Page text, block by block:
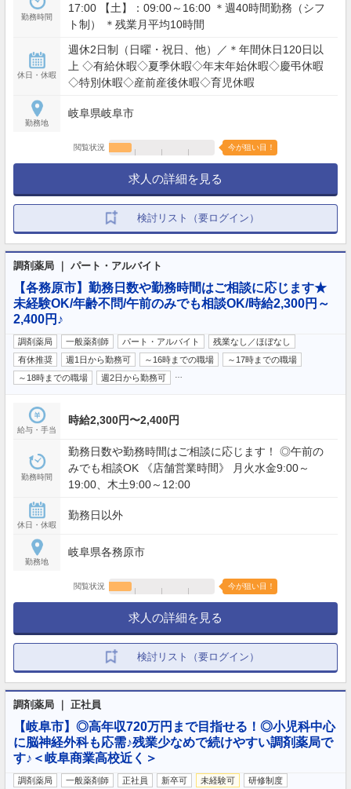
勤務時間
17:00 【土】：09:00～16:00 ＊週40時間勤務（シフ
ト制） ＊残業月平均10時間
休日・休暇
週休2日制（日曜・祝日、他）／＊年間休日120日以
上 ◇有給休暇◇夏季休暇◇年末年始休暇◇慶弔休暇
◇特別休暇◇産前産後休暇◇育児休暇
勤務地
岐阜県岐阜市
閲覧状況 今が狙い目！
求人の詳細を見る
検討リスト（要ログイン）
調剤薬局 ｜ パート・アルバイト
【各務原市】勤務日数や勤務時間はご相談に応じます★
未経験OK/年齢不問/午前のみでも相談OK/時給2,300円～
2,400円♪
調剤薬局 一般薬剤師 パート・アルバイト
残業なし／ほぼなし
有休推奨
週1日から勤務可 ～16時までの職場
～17時までの職場
～18時までの職場
週2日から勤務可
給与・手当
時給2,300円〜2,400円
勤務時間
勤務日数や勤務時間はご相談に応じます！ ◎午前の
みでも相談OK 《店舗営業時間》 月火水金9:00～
19:00、木土9:00～12:00
休日・休暇
勤務日以外
勤務地
岐阜県各務原市
閲覧状況 今が狙い目！
求人の詳細を見る
検討リスト（要ログイン）
調剤薬局 ｜ 正社員
【岐阜市】◎高年収720万円まで目指せる！◎小児科中心
に脳神経外科も応需♪残業少なめで続けやすい調剤薬局で
す♪＜岐阜商業高校近く＞
調剤薬局 一般薬剤師 正社員 新卒可 未経験可
研修制度